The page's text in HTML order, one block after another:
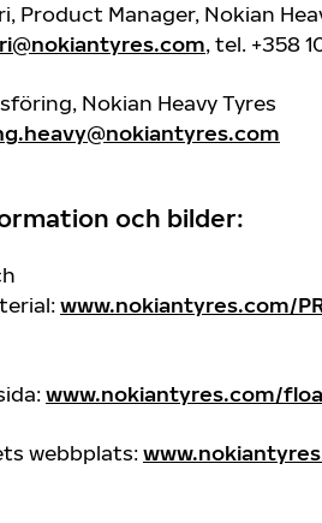
Product Manager, Nokian
, tel. +358
Nokian Heavy Tyres
och bilder:
www.nokiantyres.com/
www.nokiantyres.com/
webbplats: